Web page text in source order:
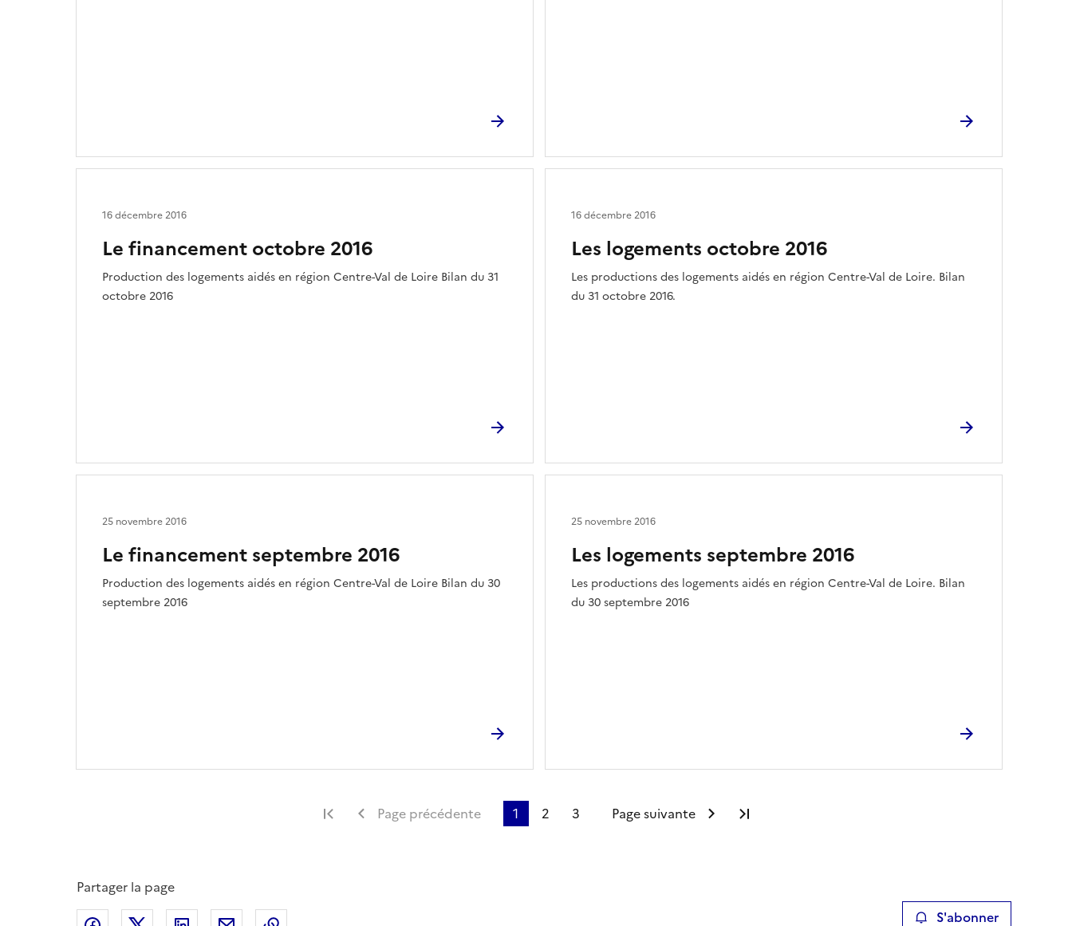
Le financement octobre 2016
Production des logements aidés en région Centre-Val de Loire Bilan du 31
octobre 2016
16 décembre 2016
Les logements octobre 2016
Les productions des logements aidés en région Centre-Val de Loire. Bilan
du 31 octobre 2016.
16 décembre 2016
Le financement septembre 2016
Production des logements aidés en région Centre-Val de Loire Bilan du 30
septembre 2016
25 novembre 2016
Les logements septembre 2016
Les productions des logements aidés en région Centre-Val de Loire. Bilan
du 30 septembre 2016
25 novembre 2016
Première page
Page précédente 1 2 3 Page suivante
Partager la page
S'abonner